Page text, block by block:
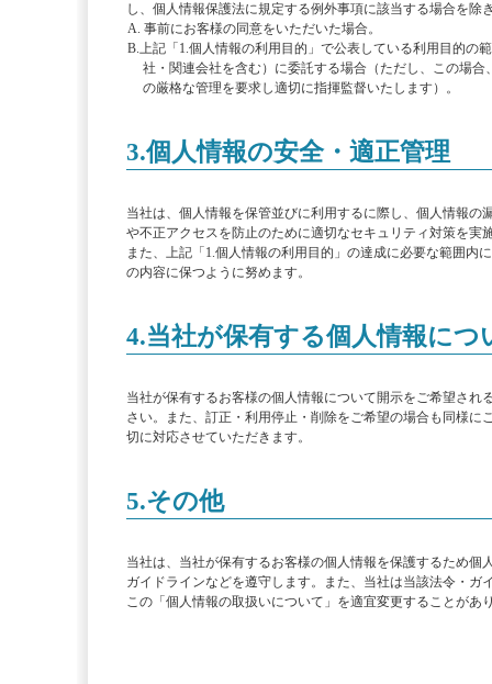
し、個人情報保護法に規定する例外事項に該当する場合を除
A. 事前にお客様の同意をいただいた場合。
B.上記「1.個人情報の利用目的」で公表している利用目的の
社・関連会社を含む）に委託する場合（ただし、この場
の厳格な管理を要求し適切に指揮監督いたします）。
3.個人情報の安全・適正管理
当社は、個人情報を保管並びに利用するに際し、個人情報の
や不正アクセスを防止のために適切なセキュリティ対策を実
また、上記「1.個人情報の利用目的」の達成に必要な範囲内
の内容に保つように努めます。
4.当社が保有する個人情報に
当社が保有するお客様の個人情報について開示をご希望され
さい。また、訂正・利用停止・削除をご希望の場合も同様に
切に対応させていただきます。
5.その他
当社は、当社が保有するお客様の個人情報を保護するため個
ガイドラインなどを遵守します。また、当社は当該法令・ガ
この「個人情報の取扱いについて」を適宜変更することがあ